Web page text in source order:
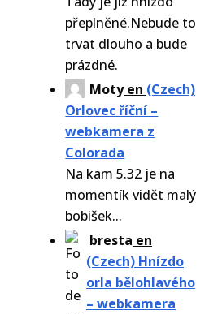
přeplněné.Nebude to
trvat dlouho a bude
prázdné.
Motyen (Czech)
Orlovec říční –
webkamera z
Colorada
Na kam 5.32 je na
momentík vidět malý
bobišek...
bresta en
(Czech) Hnízdo
orla bělohlavého
– webkamera